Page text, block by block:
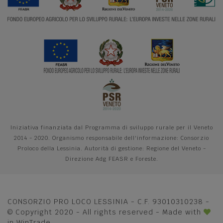
Iniziativa finanziata dal Programma di sviluppo rurale per il Veneto
2014 - 2020. Organismo responsabile dell'informazione: Consorzio
Proloco della Lessinia. Autorità di gestione: Regione del Veneto -
Direzione Adg FEASR e Foreste.
CONSORZIO PRO LOCO LESSINIA - C.F. 93010310238 -
© Copyright 2020 - All rights reserved - Made with